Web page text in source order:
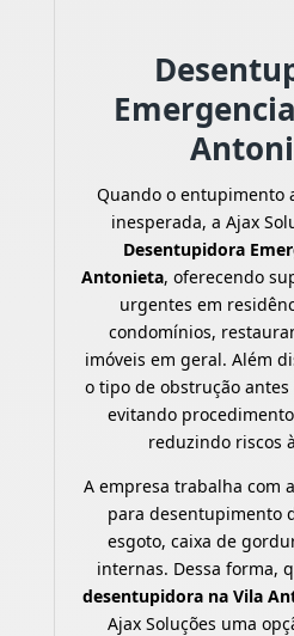
Quando o entupimento
inesperada, a Ajax
Desentupidora
Antonieta, oferecendo
urgentes em
condomínios,
imóveis em geral. Além
o tipo de obstrução
evitando
reduzindo riscos
A empresa trabalha com
para desentupimento
esgoto, caixa de
internas. Dessa forma,
desentupidora na Vila
Ajax Soluções uma